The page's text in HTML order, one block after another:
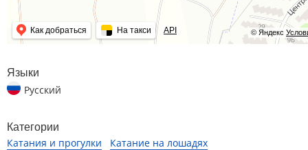
© Яндекс
Как добраться На такси API
Языки
Русский
Категории
Катания и прогулки Катание на лошадях